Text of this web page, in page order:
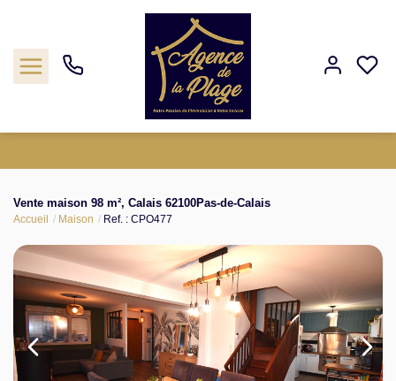
Acheter
Biens vendus
Agence
Nos outils
Vente maison 98 m², Calais 62100Pas-de-Calais
Accueil Maison Ref. : CPO477